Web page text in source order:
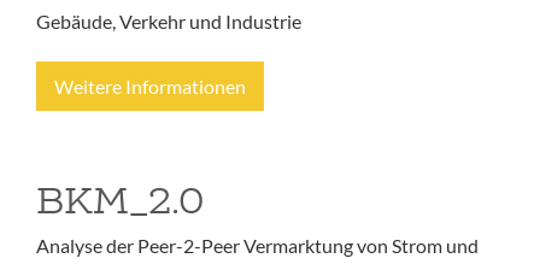
Gebäude, Verkehr und Industrie
Weitere Informationen
BKM_2.0
Analyse der Peer-2-Peer Vermarktung von Strom und